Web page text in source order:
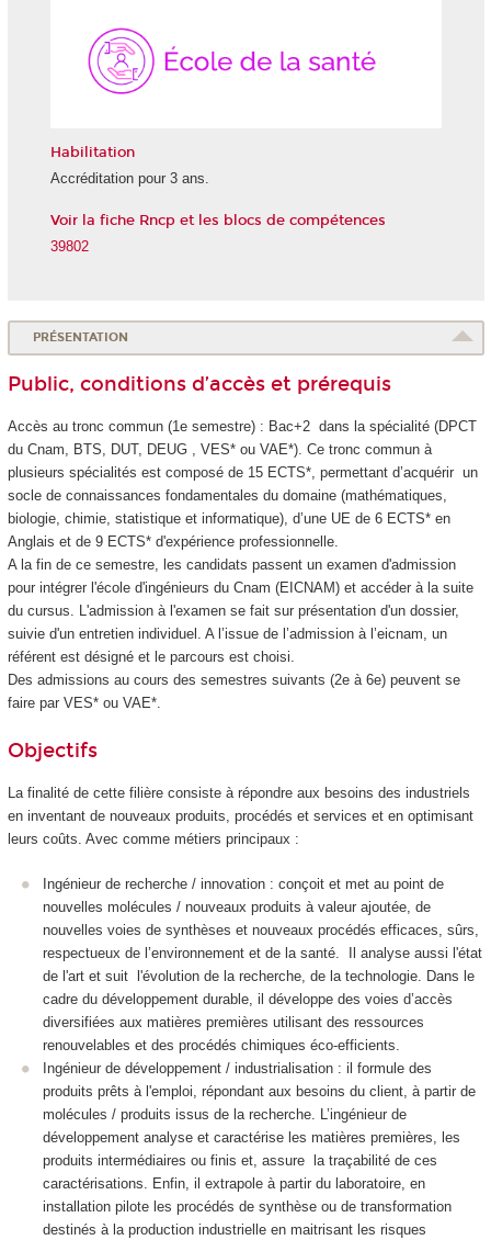
Habilitation
Accréditation pour 3 ans.
Voir la fiche Rncp et les blocs de compétences
39802
PRÉSENTATION
Public, conditions d’accès et prérequis
Accès au tronc commun (1e semestre) : Bac+2 dans la spécialité (DPCT
du Cnam, BTS, DUT, DEUG , VES* ou VAE*). Ce tronc commun à
plusieurs spécialités est composé de 15 ECTS*, permettant d’acquérir un
socle de connaissances fondamentales du domaine (mathématiques,
biologie, chimie, statistique et informatique), d’une UE de 6 ECTS* en
Anglais et de 9 ECTS* d'expérience professionnelle.
A la fin de ce semestre, les candidats passent un examen d'admission
pour intégrer l'école d'ingénieurs du Cnam (EICNAM) et accéder à la suite
du cursus. L'admission à l'examen se fait sur présentation d'un dossier,
suivie d'un entretien individuel. A l’issue de l’admission à l’eicnam, un
référent est désigné et le parcours est choisi.
Des admissions au cours des semestres suivants (2e à 6e) peuvent se
faire par VES* ou VAE*.
Objectifs
La finalité de cette filière consiste à répondre aux besoins des industriels
en inventant de nouveaux produits, procédés et services et en optimisant
leurs coûts. Avec comme métiers principaux :
Ingénieur de recherche / innovation : conçoit et met au point de
nouvelles molécules / nouveaux produits à valeur ajoutée, de
nouvelles voies de synthèses et nouveaux procédés efficaces, sûrs,
respectueux de l’environnement et de la santé. Il analyse aussi l'état
de l'art et suit l'évolution de la recherche, de la technologie. Dans le
cadre du développement durable, il développe des voies d’accès
diversifiées aux matières premières utilisant des ressources
renouvelables et des procédés chimiques éco-efficients.
Ingénieur de développement / industrialisation : il formule des
produits prêts à l'emploi, répondant aux besoins du client, à partir de
molécules / produits issus de la recherche. L’ingénieur de
développement analyse et caractérise les matières premières, les
produits intermédiaires ou finis et, assure la traçabilité de ces
caractérisations. Enfin, il extrapole à partir du laboratoire, en
installation pilote les procédés de synthèse ou de transformation
destinés à la production industrielle en maitrisant les risques